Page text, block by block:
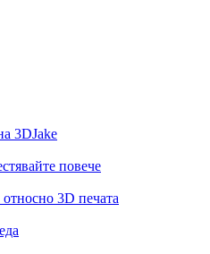
3DJake
повече
3D печата